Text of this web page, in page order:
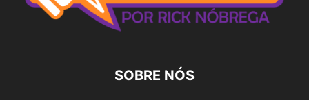
SOBRE NÓS